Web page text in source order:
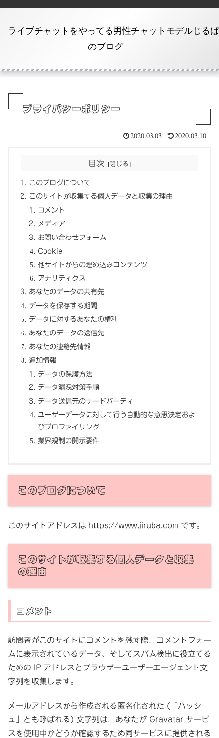
ライブチャットをやってる男性チャットモデルじるば
のブログ
プライバシーポリシー
2020.03.03 2020.03.10
目次
このブログについて
このサイトが収集する個人データと収集の理由
コメント
メディア
お問い合わせフォーム
Cookie
他サイトからの埋め込みコンテンツ
アナリティクス
あなたのデータの共有先
データを保存する期間
データに対するあなたの権利
あなたのデータの送信先
あなたの連絡先情報
追加情報
データの保護方法
データ漏洩対策手順
データ送信元のサードパーティ
ユーザーデータに対して行う自動的な意思決定およ
びプロファイリング
業界規制の開示要件
このブログについて
このサイトアドレスは https://www.jiruba.com です。
このサイトが収集する個人データと収集
の理由
コメント
訪問者がこのサイトにコメントを残す際、コメントフォー
ムに表示されているデータ、そしてスパム検出に役立てる
ための IP アドレスとブラウザーユーザーエージェント文
字列を収集します。
メールアドレスから作成される匿名化された (「ハッシ
ュ」とも呼ばれる) 文字列は、あなたが Gravatar サービ
スを使用中かどうか確認するため同サービスに提供される